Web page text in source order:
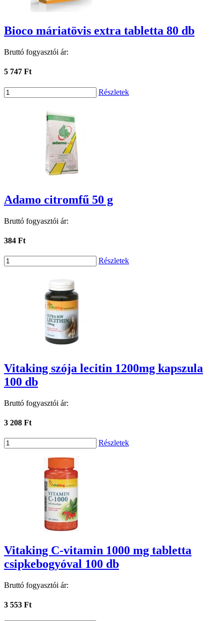
Bioco máriatövis extra tabletta 80 db
Bruttó fogyasztói ár:
5 747 Ft
Részletek
Adamo citromfű 50 g
Bruttó fogyasztói ár:
384 Ft
Részletek
Vitaking szója lecitin 1200mg kapszula
100 db
Bruttó fogyasztói ár:
3 208 Ft
Részletek
Vitaking C-vitamin 1000 mg tabletta
csipkebogyóval 100 db
Bruttó fogyasztói ár:
3 553 Ft